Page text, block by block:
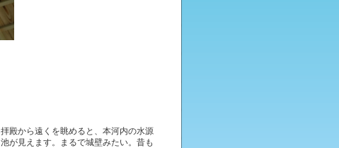
拝殿から遠くを眺めると、本河内の水源
池が見えます。まるで城壁みたい。昔も